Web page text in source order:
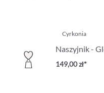
Cyrkonia
Naszyjnik -
149,00 zł*